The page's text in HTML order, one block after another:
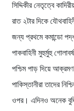
সিদ্দিকীর নেতৃত্বে
রাত ২টার দিকে
জন্য প্রথমে কমান্ডো
পাকবাহিনী মুহুর্মুহু
পশ্চিম পাড় দিয়ে
পাকিস্তানীরা তাদের
ওপর। এদিনও অনেক